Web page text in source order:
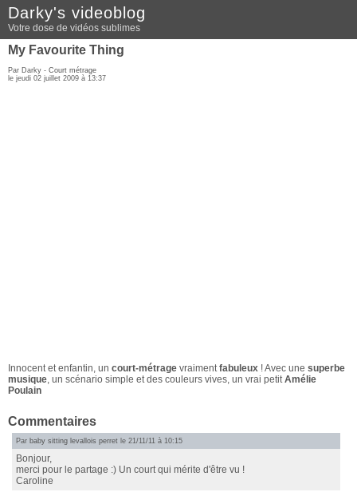
Darky's videoblog
Votre dose de vidéos sublimes
My Favourite Thing
Par Darky - Court métrage
le jeudi 02 juillet 2009 à 13:37
Innocent et enfantin, un court-métrage vraimentfabuleux ! Avec une superbe
musique, un scénario simple et des couleurs vives, un vrai petitAmélie
Poulain
Commentaires
Par baby sitting levallois perret le 21/11/11 à 10:15
Bonjour,
merci pour le partage :) Un court qui mérite d'être vu !
Caroline